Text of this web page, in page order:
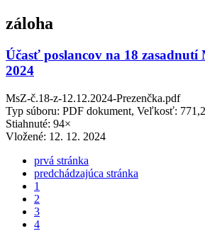
záloha
Účasť poslancov na 18 zasadnutí
2024
MsZ-č.18-z-12.12.2024-Prezenčka.pdf
Typ súboru: PDF dokument, Veľkosť:
Stiahnuté: 94×
Vložené: 12. 12. 2024
prvá stránka
predchádzajúca stránka
1
2
3
4